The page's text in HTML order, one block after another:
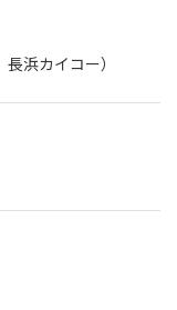
浜カイコー）